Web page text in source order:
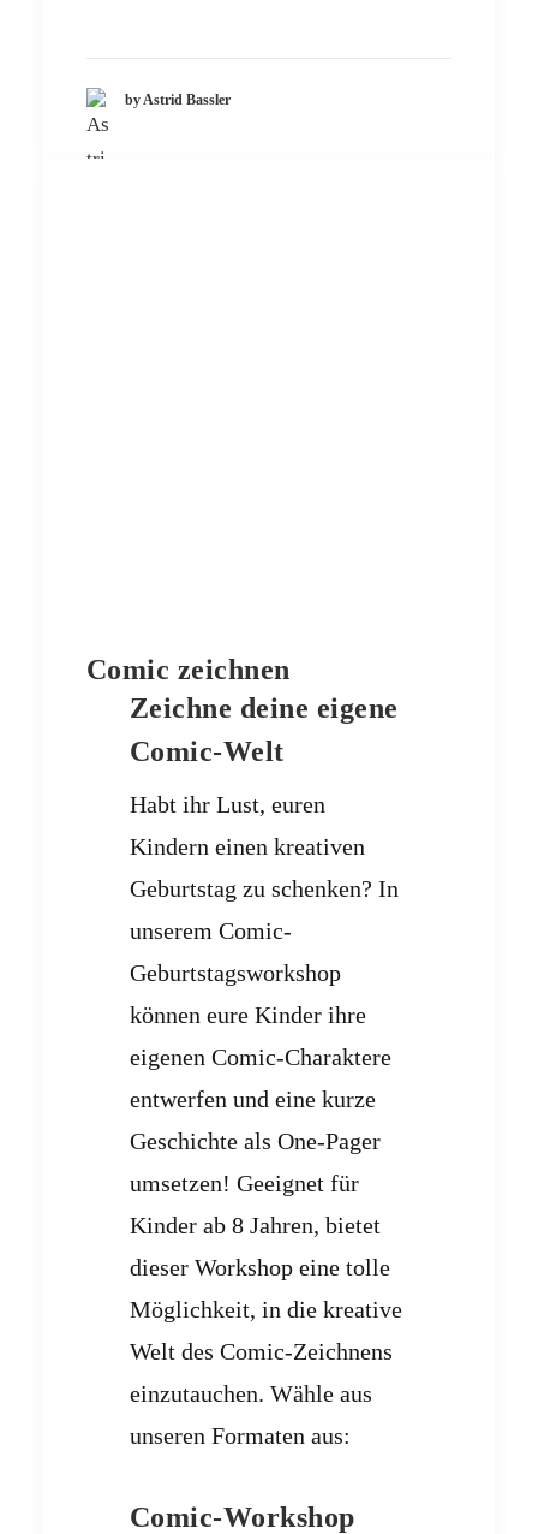
by Astrid Bassler
Comic zeichnen
Zeichne deine eigene
Comic-Welt
Habt ihr Lust, euren
Kindern einen kreativen
Geburtstag zu schenken? In
unserem Comic-
Geburtstagsworkshop
können eure Kinder ihre
eigenen Comic-Charaktere
entwerfen und eine kurze
Geschichte als One-Pager
umsetzen! Geeignet für
Kinder ab 8 Jahren, bietet
dieser Workshop eine tolle
Möglichkeit, in die kreative
Welt des Comic-Zeichnens
einzutauchen. Wähle aus
unseren Formaten aus:
Comic-Workshop